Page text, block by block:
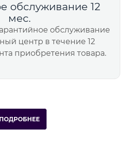
обслуживание 12
мес.
обслуживание
центр в течение 12
приобретения товара.
ПОДРОБНЕЕ